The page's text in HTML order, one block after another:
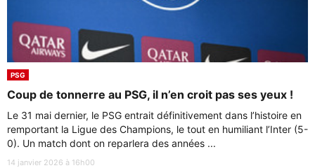
PSG
Coup de tonnerre au PSG, il n’en croit pas ses yeux !
Le 31 mai dernier, le PSG entrait définitivement dans l’histoire en
remportant la Ligue des Champions, le tout en humiliant l’Inter (5-
0). Un match dont on reparlera des années ...
14 janvier 2026 à 16h00